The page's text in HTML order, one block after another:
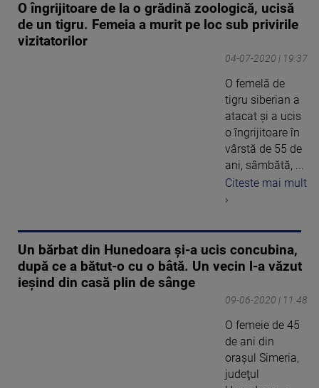
O îngrijitoare de la o grădină zoologică, ucisă
de un tigru. Femeia a murit pe loc sub privirile
vizitatorilor
04-07-2020 | 19:37
O femelă de
tigru siberian a
atacat şi a ucis
o îngrijitoare în
vârstă de 55 de
ani, sâmbătă, ...
Citeste mai mult
›
Un bărbat din Hunedoara și-a ucis concubina,
după ce a bătut-o cu o bâtă. Un vecin l-a văzut
ieșind din casă plin de sânge
09-06-2020 | 11:48
O femeie de 45
de ani din
oraşul Simeria,
judeţul